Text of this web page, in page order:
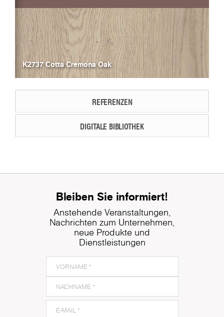
K2737 Cotta Cremona Oak
REFERENZEN
DIGITALE BIBLIOTHEK
Bleiben Sie informiert!
Anstehende Veranstaltungen,
Nachrichten zum Unternehmen,
neue Produkte und
Dienstleistungen